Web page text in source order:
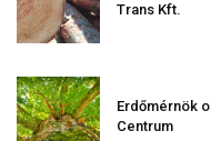
Trans Kft.
Erdőmérnök
Centrum